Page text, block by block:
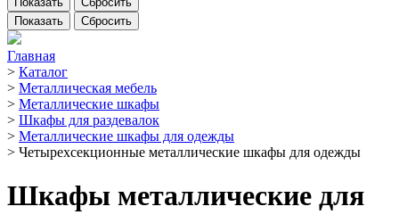
Показать Сбросить
Главная
> Каталог
> Металлическая мебель
> Металлические шкафы
> Шкафы для раздевалок
> Металлические шкафы для одежды
> Четырехсекционные металлические шкафы для одежды
Шкафы металлические для